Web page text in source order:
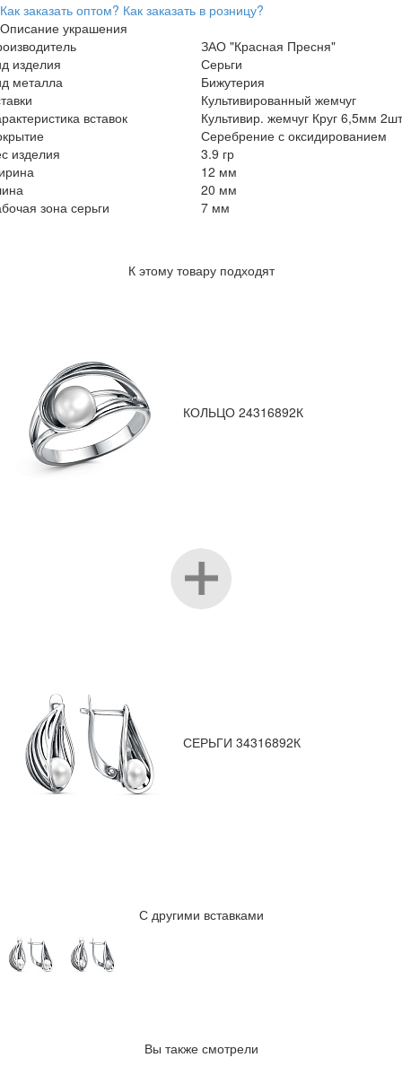
Как заказать оптом? Как заказать в розницу?
Описание украшения
ЗАО "Красная Пресня"
изделия
Серьги
металла
Бижутерия
Культивированный жемчуг
вставок
Культивир. жемчуг Круг 6,5мм 2шт
Серебрение с оксидированием
изделия
3.9 гр
12 мм
20 мм
зона серьги
7 мм
К этому товару подходят
КОЛЬЦО 24316892К
СЕРЬГИ 34316892К
С другими вставками
Вы также смотрели